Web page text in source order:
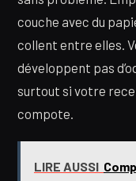
couche avec du
collent entre elles.
développent pas
surtout si votre
compote.
LIRE AUSSI